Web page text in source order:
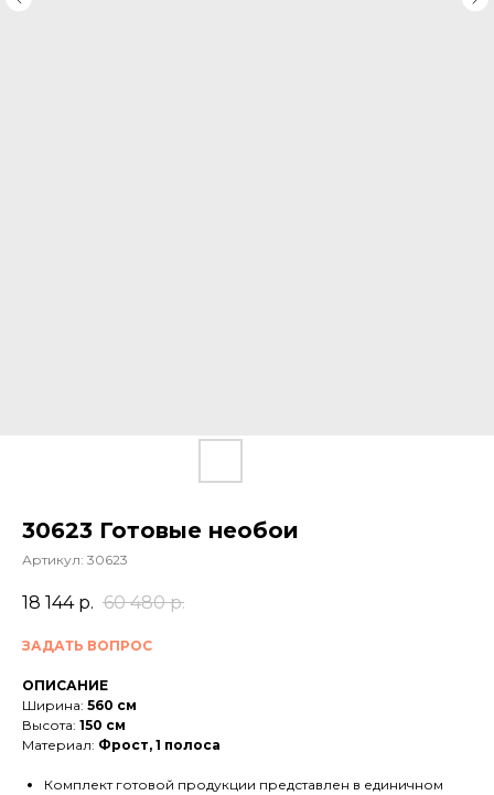
30623 Готовые необои
Артикул: 30623
18 144 р. 60 480 р.
ЗАДАТЬ ВОПРОС
ОПИСАНИЕ
Ширина: 560 см
Высота: 150 см
Материал: Фрост, 1 полоса
Комплект готовой продукции представлен в единичном